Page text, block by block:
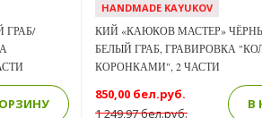
ГРАБ/
HANDMADE KAYUKOV
КИЙ «КАЮКОВ МАСТЕР»
БЕЛЫЙ ГРАБ, ГРАВИРОВКА
КОРОНКАМИ", 2 ЧАСТИ
1 249,97 бел.руб.
850,00 бел.руб.
В